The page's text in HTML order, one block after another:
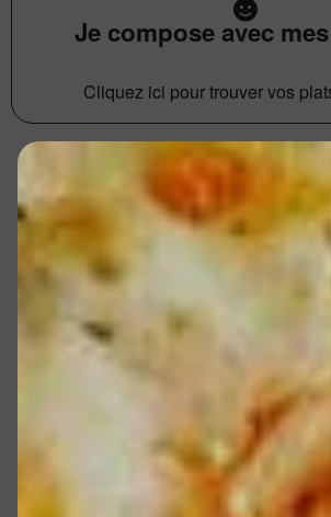
Je compose avec
Cliquez ici pour trouver vos